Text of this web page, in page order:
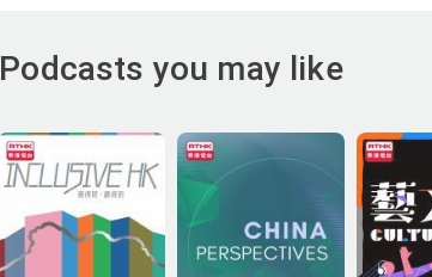
Podcasts you may like